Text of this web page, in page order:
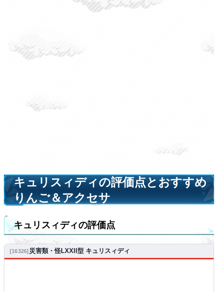
キュリスィディの評価点とおすすめ
りんご＆アクセサ
キュリスィディの評価点
16326 災害類・怪LXXII型 キュリスィディ